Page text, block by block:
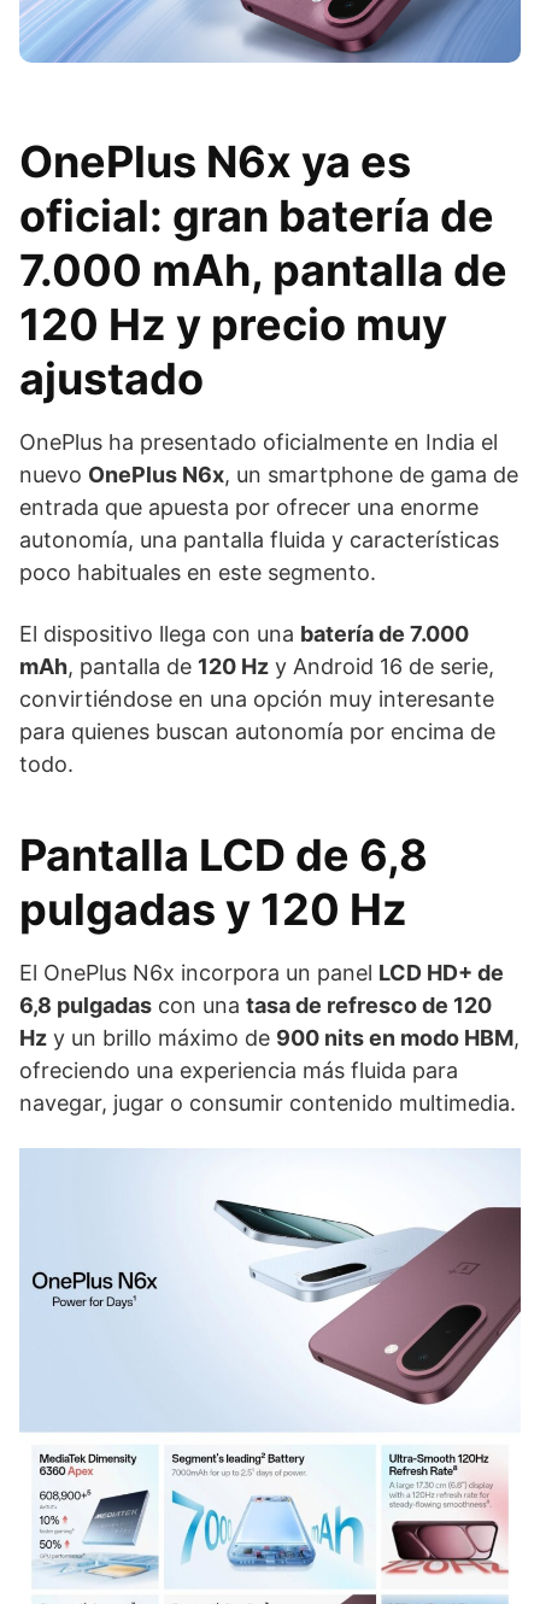
OnePlus N6x ya es
oficial: gran batería de
7.000 mAh, pantalla de
120 Hz y precio muy
ajustado
OnePlus ha presentado oficialmente en India el
nuevo OnePlus N6x, un smartphone de gama de
entrada que apuesta por ofrecer una enorme
autonomía, una pantalla fluida y características
poco habituales en este segmento.
El dispositivo llega con una batería de 7.000
mAh, pantalla de 120 Hz y Android 16 de serie,
convirtiéndose en una opción muy interesante
para quienes buscan autonomía por encima de
todo.
Pantalla LCD de 6,8
pulgadas y 120 Hz
El OnePlus N6x incorpora un panel LCD HD+ de
6,8 pulgadas con una tasa de refresco de 120
Hz y un brillo máximo de 900 nits en modo HBM,
ofreciendo una experiencia más fluida para
navegar, jugar o consumir contenido multimedia.